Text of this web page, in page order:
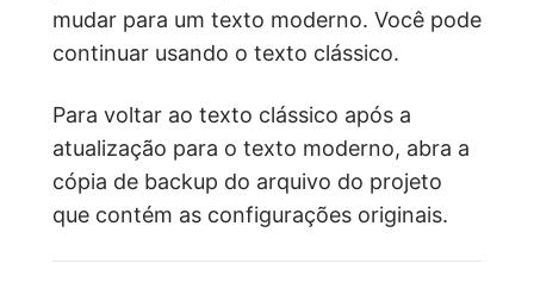
mudar para um texto moderno. Você pode
continuar usando o texto clássico.
Para voltar ao texto clássico após a
atualização para o texto moderno, abra a
cópia de backup do arquivo do projeto
que contém as configurações originais.